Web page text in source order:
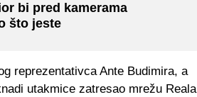
bi pred kamerama
što jeste
reprezentativca Ante Budimira, a
utakmice zatresao mrežu Reala